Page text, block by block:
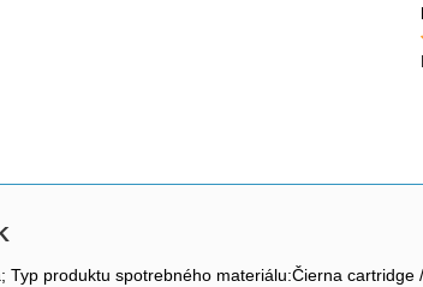
Typ produktu spotrebného materiálu:Čierna cartridge